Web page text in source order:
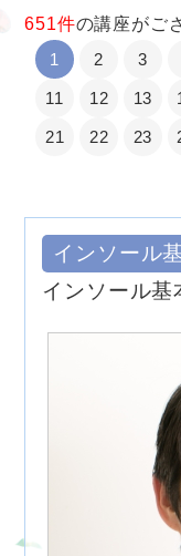
651件の講座がご
1
2 3
11 12 13
21 22 23
インソール
インソール基